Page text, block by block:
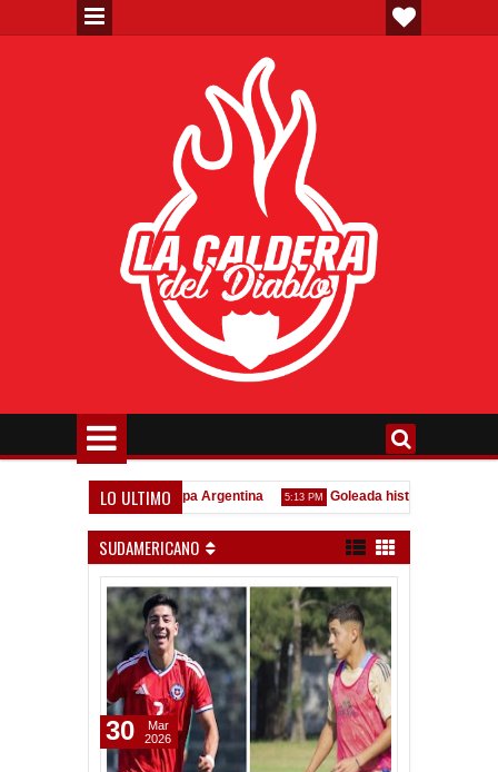
LO ULTIMO
confirmado en la Copa Argentina 5:13 PM
Goleada histórica de la Reserva
SUDAMERICANO
30
Mar
2026